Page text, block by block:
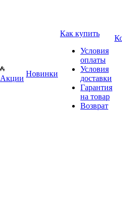
Акции
Новинки
Как купить
Условия
оплаты
Условия
доставки
Гарантия
на товар
Возврат